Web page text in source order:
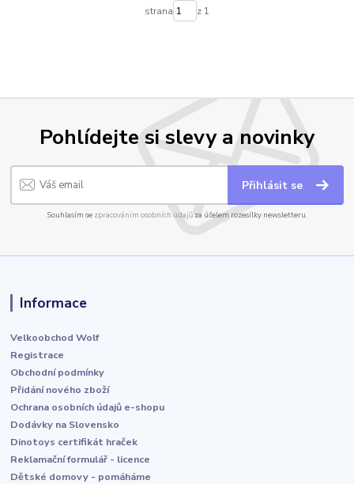
strana z 1
Pohlídejte si slevy a novinky
Přihlásit se
Souhlasím se zpracováním osobních údajůza účelem rozesílky newsletteru.
Informace
Velkoobchod Wolf
Registrace
Obchodní podmínky
Přidání nového zboží
Ochrana osobních údajů e-shopu
Dodávky na Slovensko
Dinotoys certifikát hraček
Reklamační formulář - licence
Dětské domovy - pomáháme